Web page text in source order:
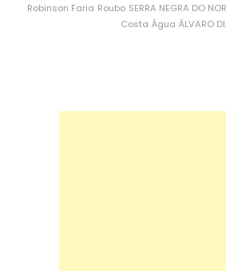
Robinson Faria Roubo SERRA NEGRA DO
Costa Água ÁLVARO